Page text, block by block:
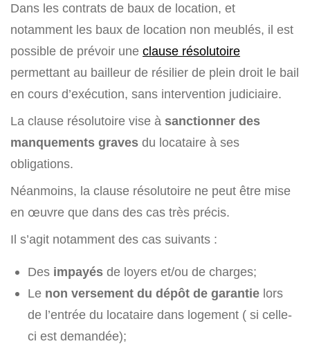
Dans les contrats de baux de location, et
notamment les baux de location non meublés, il est
possible de prévoir une clause résolutoire
permettant au bailleur de résilier de plein droit le bail
en cours d’exécution, sans intervention judiciaire.
La clause résolutoire vise à sanctionner des
manquements graves du locataire à ses
obligations.
Néanmoins, la clause résolutoire ne peut être mise
en œuvre que dans des cas très précis.
Il s’agit notamment des cas suivants :
Des impayés de loyers et/ou de charges;
Le non versement du dépôt de garantie lors
de l’entrée du locataire dans logement ( si celle-
ci est demandée);